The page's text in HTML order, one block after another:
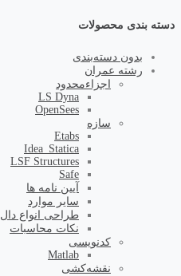
دسته بندی محصولات
بدون دسته‌بندی
رشته عمران
اجزاء‌محدود
LS Dyna
OpenSees
سازه
Etabs
Idea_Statica
LSF Structures
Safe
آیین نامه ها
سایر موارد
طراحی انواع دال
نکات محاسبات
کد‌نویسی
Matlab
نقشه‌کشی